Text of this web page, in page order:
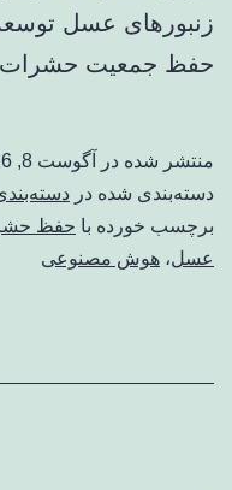
زنبورهای عسل
حفظ جمعیت حشرات
منتشر شده در
آگوست 8, 2026
دسته‌بندی شده در
برچسب خورده با حفظ
عسل، هوش مصنوعی